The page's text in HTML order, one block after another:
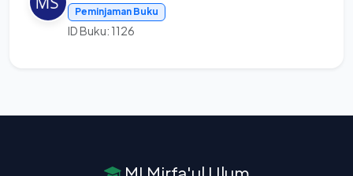
Peminjaman Buku
ID Buku: 1126